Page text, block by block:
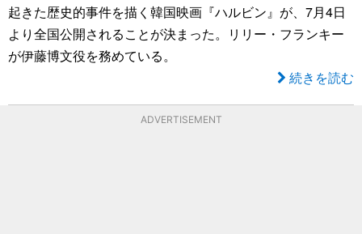
起きた歴史的事件を描く韓国映画『ハルビン』が、7月4日
より全国公開されることが決まった。リリー・フランキー
が伊藤博文役を務めている。
続きを読む
ADVERTISEMENT